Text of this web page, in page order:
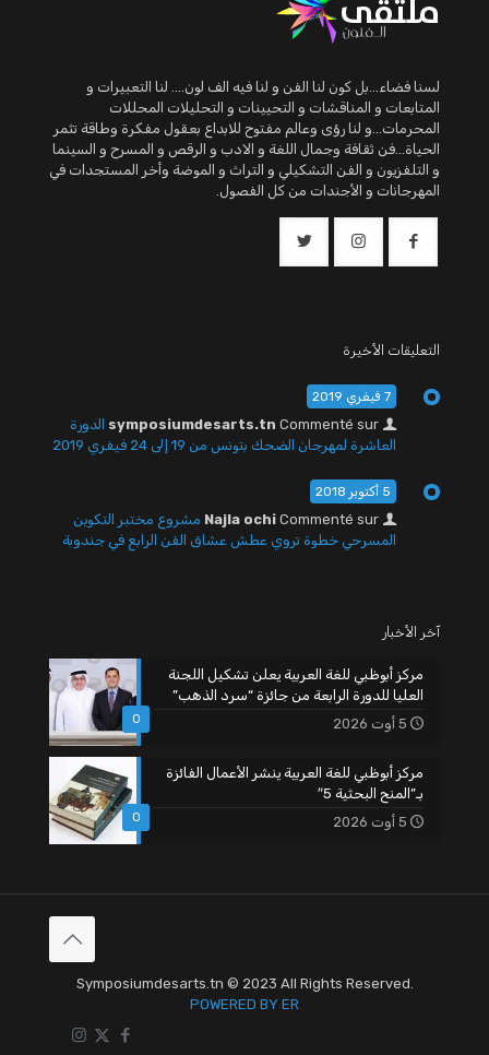
لسنا فضاء...بل كون لنا الفن و لنا فيه الف لون.... لنا التعبيرات و
المتابعات و المناقشات و التحيينات و التحليلات المحللات
المحرمات...و لنا رؤى وعالم مفتوح للابداع بعقول مفكرة وطاقة تثمر
الحياة...فن ثقافة وجمال اللغة و الادب و الرقص و المسرح و السينما
و التلفزيون و الفن التشكيلي و التراث و الموضة وأخر المستجدات في
المهرجانات و الأجندات من كل الفصول.
التعليقات الأخيرة
7 فيفري 2019
symposiumdesarts.tn Commenté sur
الدورة
العاشرة لمهرجان الضحك بتونس من 19 إلى 24 فيفري 2019
5 أكتوبر 2018
Najla ochi Commenté sur
مشروع مختبر التكوين
المسرحي خطوة تروي عطش عشاق الفن الرابع في جندوبة
آخر الأخبار
0
مركز أبوظبي للغة العربية يعلن تشكيل اللجنة
العليا للدورة الرابعة من جائزة “سرد الذهب”
5 أوت 2026
0
مركز أبوظبي للغة العربية ينشر الأعمال الفائزة
بـ”المنح البحثية 5″
5 أوت 2026
Symposiumdesarts.tn © 2023 All Rights Reserved.
POWERED BY ER